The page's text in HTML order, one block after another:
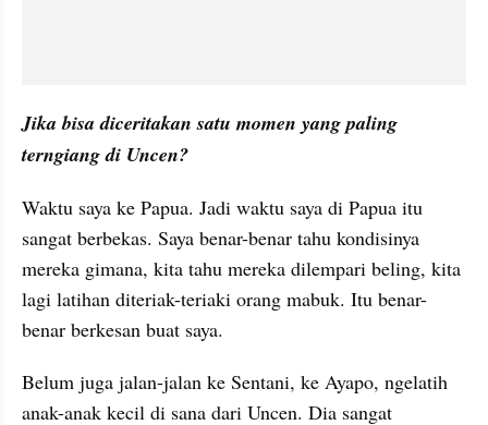
Jika bisa diceritakan satu momen yang paling
terngiang di Uncen?
Waktu saya ke Papua. Jadi waktu saya di Papua itu
sangat berbekas. Saya benar-benar tahu kondisinya
mereka gimana, kita tahu mereka dilempari beling, kita
lagi latihan diteriak-teriaki orang mabuk. Itu benar-
benar berkesan buat saya.
Belum juga jalan-jalan ke Sentani, ke Ayapo, ngelatih
anak-anak kecil di sana dari Uncen. Dia sangat